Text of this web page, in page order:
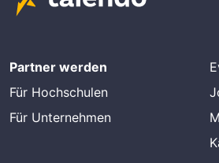
Partner werden
Für Hochschulen
Für Unternehmen